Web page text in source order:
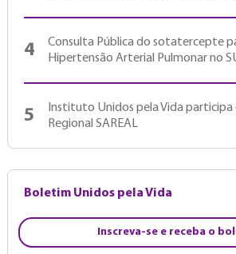
4
Consulta Pública do sotatercepte
Hipertensão Arterial Pulmonar no
5
Instituto Unidos pela Vida participa
Regional SAREAL
Boletim Unidos pela Vida
Inscreva-se e receba o